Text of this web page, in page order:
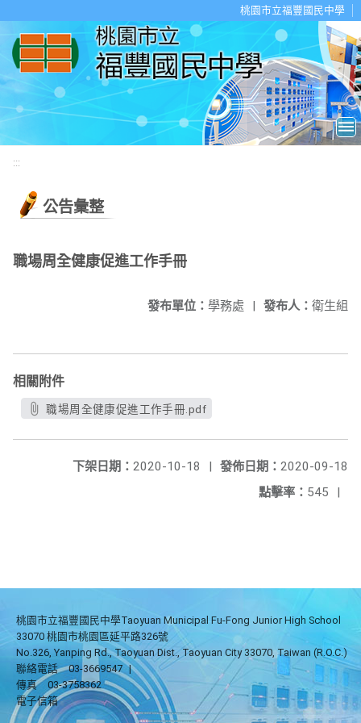
桃園市立福豐國民中學
:::
公告彙整
職場周全健康促進工作手冊
發布人： 衛生組
發布單位： 學務處 |
相關附件
職場周全健康促進工作手冊.pdf
發佈日期： 2020-09-18
下架日期： 2020-10-18
|
點擊率： 545 |
桃園市立福豐國民中學Taoyuan Municipal Fu-Fong Junior High School
33070 桃園市桃園區延平路326號
No.326, Yanping Rd., Taoyuan Dist., Taoyuan City 33070, Taiwan (R.O.C.)
聯絡電話
03-3669547 |
傳真
03-3758362
電子信箱